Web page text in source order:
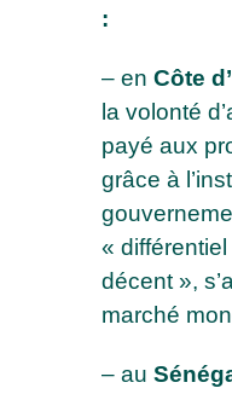
:
– en Côte
la volonté
payé aux
grâce à
«
décent »,
marché
– au
rester
Votre adresse
PRÉNOM*